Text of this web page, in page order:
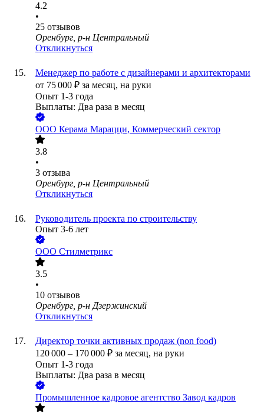
4.2
•
25 отзывов
Оренбург, р-н Центральный
Откликнуться
Менеджер по работе с дизайнерами и архитекторами
от 75 000 ₽ за месяц, на руки
Опыт 1-3 года
Выплаты: Два раза в месяц
ООО Керама Марацци, Коммерческий сектор
3.8
•
3 отзыва
Оренбург, р-н Центральный
Откликнуться
Руководитель проекта по строительству
Опыт 3-6 лет
ООО Стилметрикс
3.5
•
10 отзывов
Оренбург, р-н Дзержинский
Откликнуться
Директор точки активных продаж (non food)
120 000 – 170 000 ₽ за месяц, на руки
Опыт 1-3 года
Выплаты: Два раза в месяц
Промышленное кадровое агентство Завод кадров